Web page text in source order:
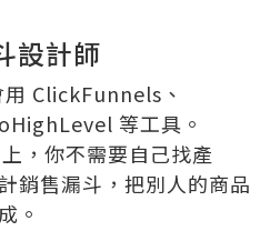
設計師
ClickFunnels、
等工具。
，你不需要自己找產
銷售漏斗，把別人的商品
。